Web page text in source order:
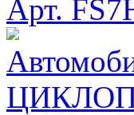
Арт.